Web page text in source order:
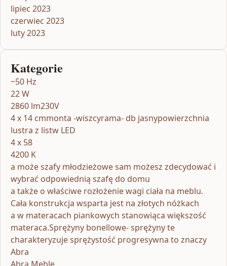
lipiec 2023
czerwiec 2023
luty 2023
Kategorie
~50 Hz
22 W
2860 lm230V
4 x 14 cmmonta -wiszcyrama- db jasnypowierzchnia
lustra z listw LED
4 x 58
4200 K
a może szafy młodzieżowe sam możesz zdecydować i
wybrać odpowiednią szafę do domu
a także o właściwe rozłożenie wagi ciała na meblu.
Cała konstrukcja wsparta jest na złotych nóżkach
a w materacach piankowych stanowiąca większość
materaca.Sprężyny bonellowe- sprężyny te
charakteryzuje sprężystość progresywna to znaczy
Abra